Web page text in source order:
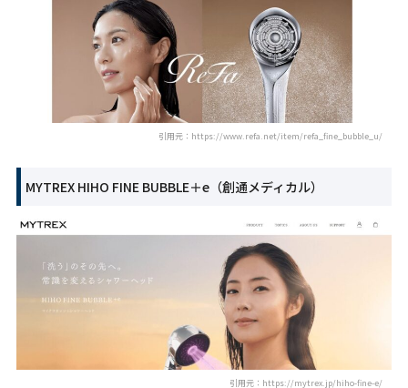
引用元：https://www.refa.net/item/refa_fine_bubble_u/
MYTREX HIHO FINE BUBBLE＋e（創通メディカル）
引用元：https://mytrex.jp/hiho-fine-e/